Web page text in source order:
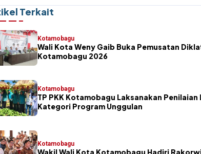
Terkait
Kotamobagu
Wali Kota Weny Gaib Buka Pemusatan
Kotamobagu 2026
Kotamobagu
TP PKK Kotamobagu Laksanakan
Kategori Program Unggulan
Kotamobagu
Wakil Wali Kota Kotamobagu Hadiri